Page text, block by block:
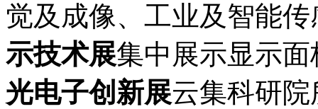
觉及成像、工业及智能
示技术展集中展示显示
光电子创新展云集科研